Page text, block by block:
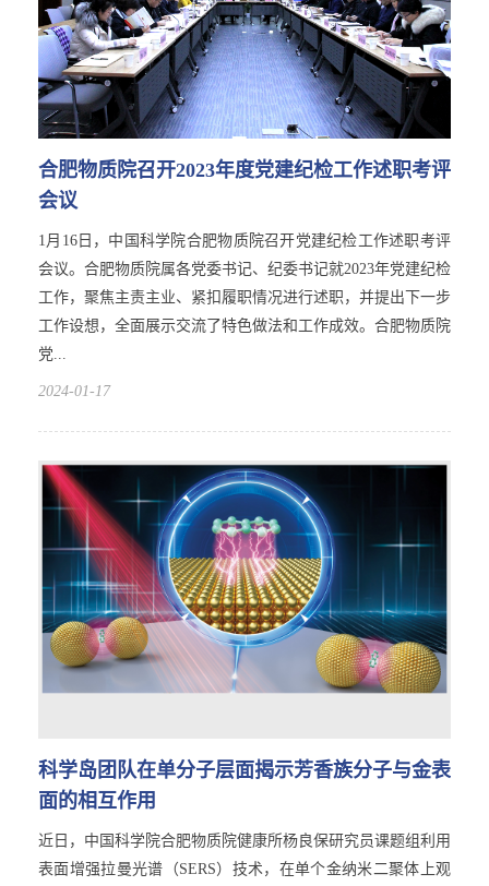
合肥物质院召开2023年度党建纪检工作述职考评
会议
1月16日，中国科学院合肥物质院召开党建纪检工作述职考评
会议。合肥物质院属各党委书记、纪委书记就2023年党建纪检
工作，聚焦主责主业、紧扣履职情况进行述职，并提出下一步
工作设想，全面展示交流了特色做法和工作成效。合肥物质院
党...
2024-01-17
科学岛团队在单分子层面揭示芳香族分子与金表
面的相互作用
近日，中国科学院合肥物质院健康所杨良保研究员课题组利用
表面增强拉曼光谱（SERS）技术，在单个金纳米二聚体上观